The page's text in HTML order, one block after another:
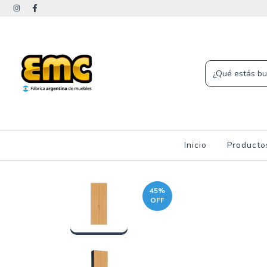
Inicio
45%
OFF